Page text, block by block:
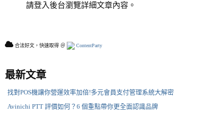
請登入後台瀏覽詳細文章內容。
合法好文，快速取得 ＠ ContentParty
最新文章
找對POS機讓你營運效率加倍!多元會員支付管理系統大解密
Avinichi PTT 評價如何？6 個重點帶你更全面認識品牌